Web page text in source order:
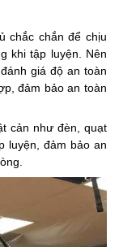
chắc chắn để chịu
khi tập luyện. Nên
giá độ an toàn
đảm bảo an toàn
cản như đèn, quạt
luyện, đảm bảo an